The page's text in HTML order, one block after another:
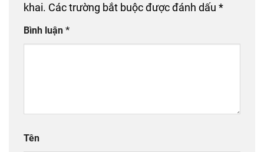
khai. Các trường bắt buộc được đánh dấu *
Bình luận *
Tên